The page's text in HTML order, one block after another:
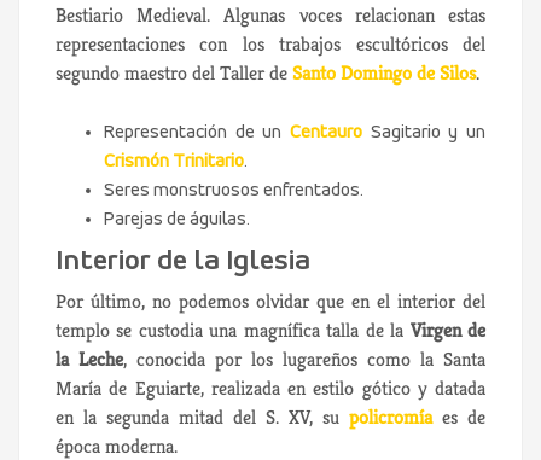
Bestiario Medieval. Algunas voces relacionan estas
representaciones con los trabajos escultóricos del
segundo maestro del Taller deSanto Domingo de Silos.
Representación de un Centauro Sagitario y un
Crismón Trinitario.
Seres monstruosos enfrentados.
Parejas de águilas.
Interior de la Iglesia
Por último, no podemos olvidar que en el interior del
templo se custodia una magnífica talla de la Virgen de
la Leche, conocida por los lugareños como la Santa
María de Eguiarte, realizada en estilo gótico y datada
en la segunda mitad del S. XV, su policromíaes de
época moderna.